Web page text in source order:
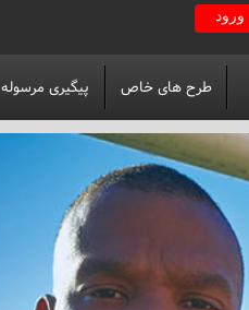
ورود
طرح های خاص پیگیری مرسوله